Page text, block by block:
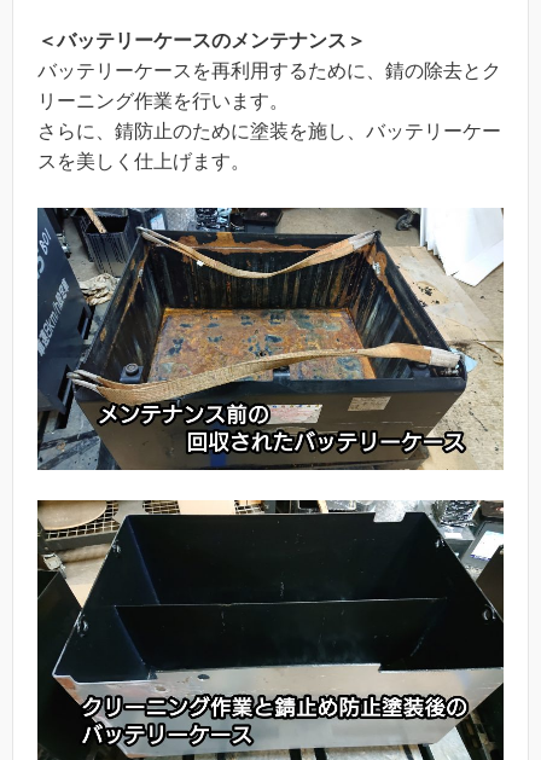
＜バッテリーケースのメンテナンス＞
バッテリーケースを再利用するために、錆の除去とク
リーニング作業を行います。
さらに、錆防止のために塗装を施し、バッテリーケー
スを美しく仕上げます。